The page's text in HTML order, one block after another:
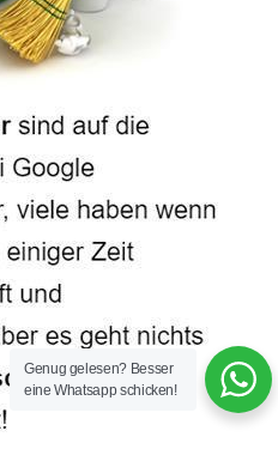
Genug gelesen? Besser
eine Whatsapp schicken!